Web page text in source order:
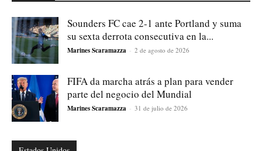
Sounders FC cae 2-1 ante Portland y suma
su sexta derrota consecutiva en la...
Marines Scaramazza - 2 de agosto de 2026
FIFA da marcha atrás a plan para vender
parte del negocio del Mundial
Marines Scaramazza - 31 de julio de 2026